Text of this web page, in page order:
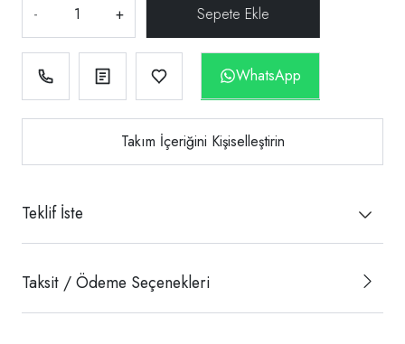
- +
WhatsApp
Takım İçeriğini Kişiselleştirin
Teklif İste
Taksit / Ödeme Seçenekleri